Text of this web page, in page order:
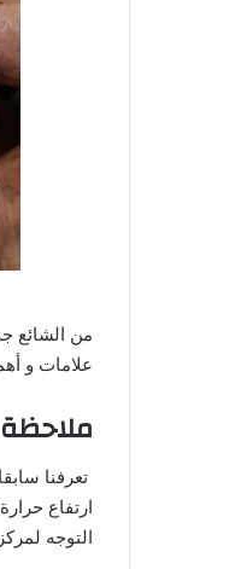
من الشائع
علامات و
ملاحظة
تعرفنا
ارتفاع
التوجه